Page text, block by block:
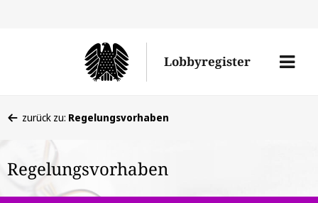
Lobbyregister
Menü
befinden
hier:
zurück zu: Regelungsvorhaben
Regelungsvorhaben